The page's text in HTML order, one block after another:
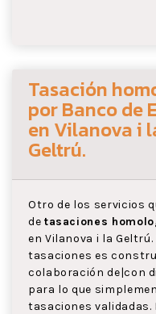
Tasación
por Banco de
en Vilanova i
Geltrú.
Otro de los servicios
de tasaciones
en Vilanova i la
tasaciones es
colaboración de|con
para lo que
tasaciones validadas.